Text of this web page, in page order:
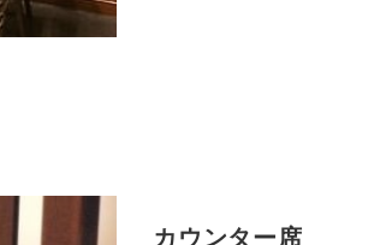
カウンター席